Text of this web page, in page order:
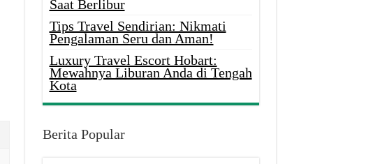
Saat Berlibur
Tips Travel Sendirian: Nikmati
Pengalaman Seru dan Aman!
Luxury Travel Escort Hobart:
Mewahnya Liburan Anda di Tengah
Kota
Berita Popular